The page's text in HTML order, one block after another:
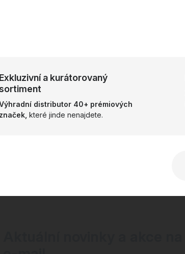
l
á
d
r
Exkluzivní a kurátorovaný
distributor 40+ prémiových
značek, které jinde nenajdete.